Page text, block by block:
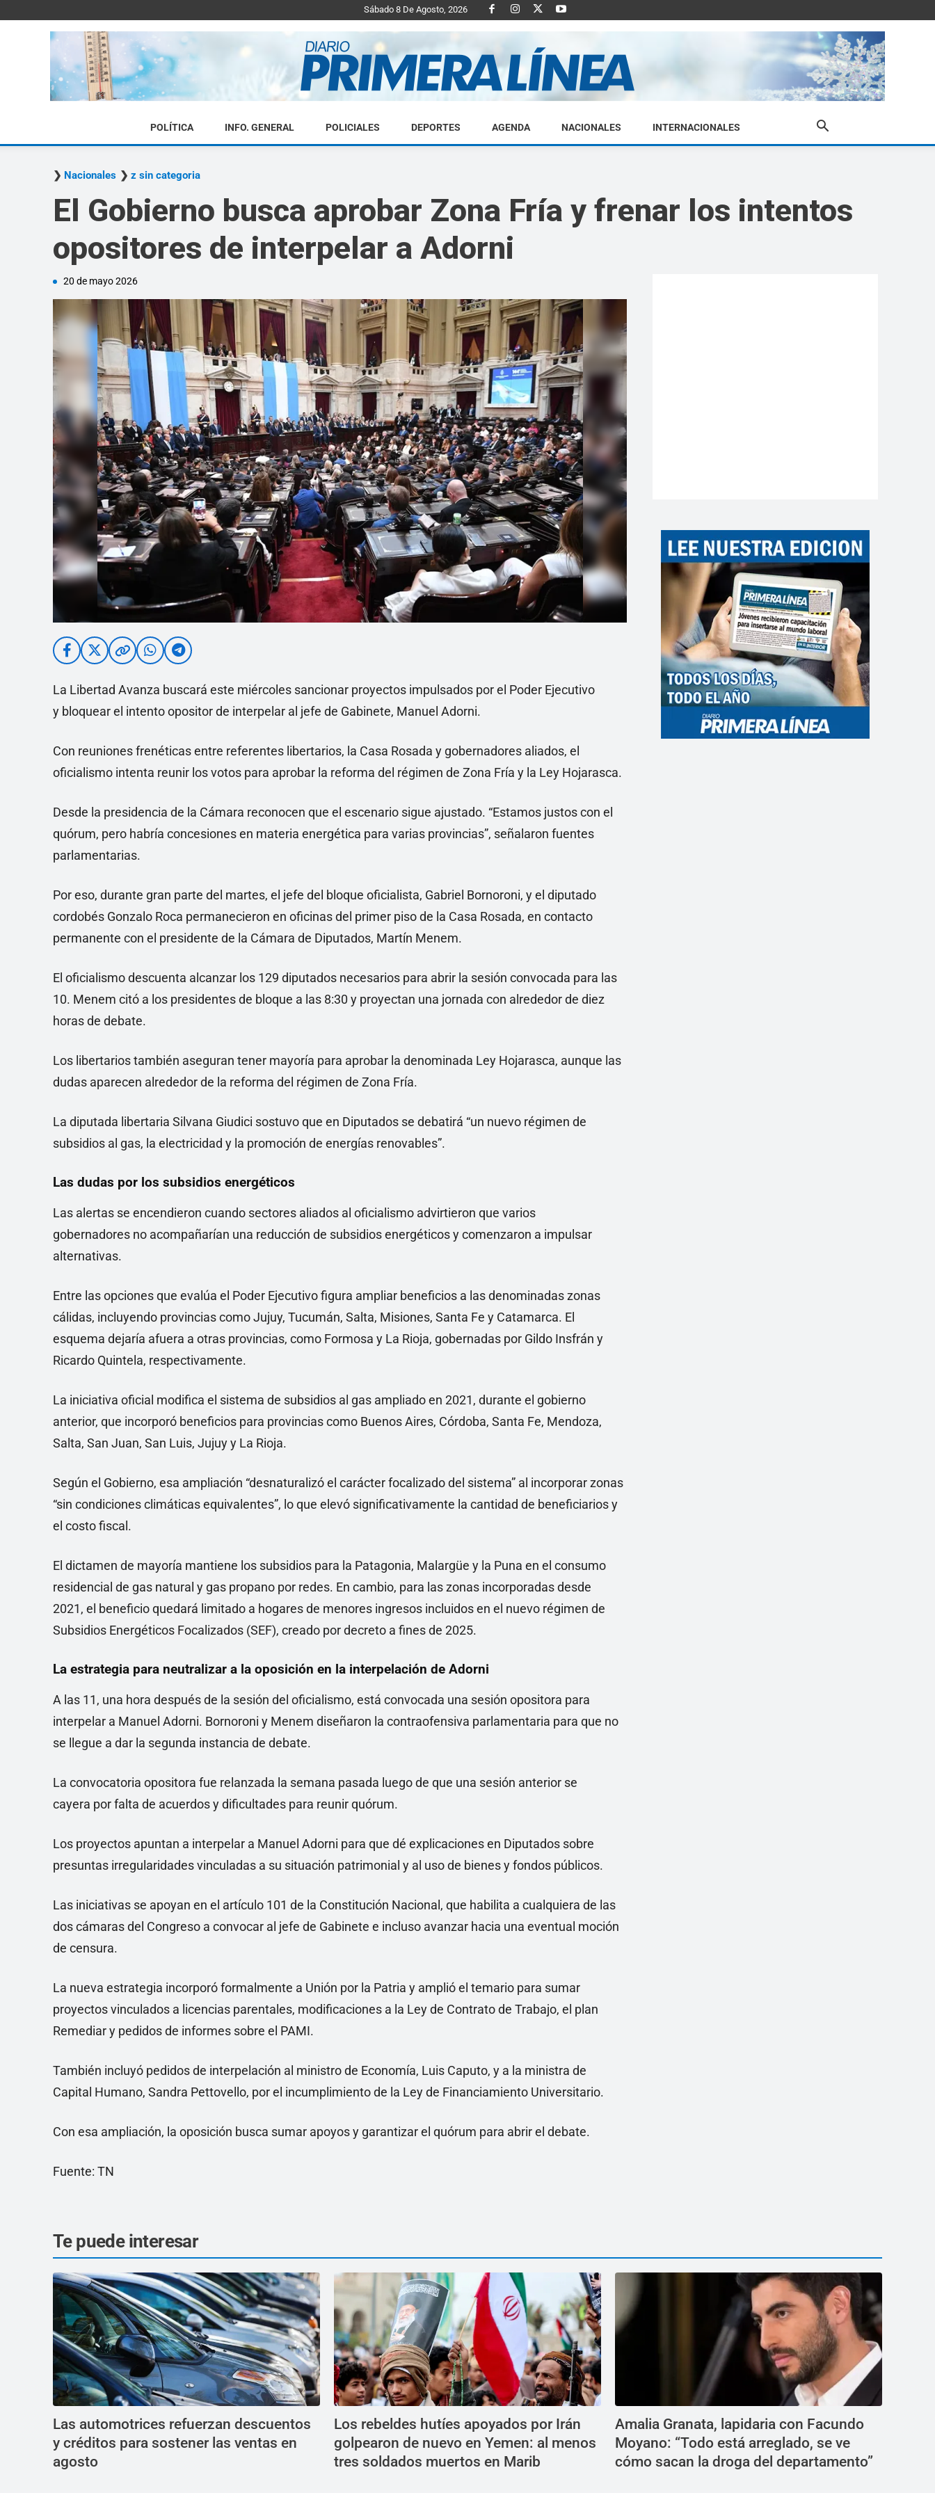
Sábado 8 De Agosto, 2026
Diario
Linea
POLÍTICA INFO. GENERAL POLICIALES DEPORTES AGENDA NACIONALES INTERNACIONALES
Nacionales z sin categoria
El Gobierno busca aprobar Zona Fría y frenar los intentos
opositores de interpelar a Adorni
20 de mayo 2026
La Libertad Avanza buscará este miércoles sancionar proyectos impulsados por el Poder Ejecutivo
y bloquear el intento opositor de interpelar al jefe de Gabinete, Manuel Adorni.
Con reuniones frenéticas entre referentes libertarios, la Casa Rosada y gobernadores aliados, el
oficialismo intenta reunir los votos para aprobar la reforma del régimen de Zona Fría y la Ley Hojarasca.
Desde la presidencia de la Cámara reconocen que el escenario sigue ajustado. “Estamos justos con el
quórum, pero habría concesiones en materia energética para varias provincias”, señalaron fuentes
parlamentarias.
Por eso, durante gran parte del martes, el jefe del bloque oficialista, Gabriel Bornoroni, y el diputado
cordobés Gonzalo Roca permanecieron en oficinas del primer piso de la Casa Rosada, en contacto
permanente con el presidente de la Cámara de Diputados, Martín Menem.
El oficialismo descuenta alcanzar los 129 diputados necesarios para abrir la sesión convocada para las
10. Menem citó a los presidentes de bloque a las 8:30 y proyectan una jornada con alrededor de diez
horas de debate.
Los libertarios también aseguran tener mayoría para aprobar la denominada Ley Hojarasca, aunque las
dudas aparecen alrededor de la reforma del régimen de Zona Fría.
La diputada libertaria Silvana Giudici sostuvo que en Diputados se debatirá “un nuevo régimen de
subsidios al gas, la electricidad y la promoción de energías renovables”.
Las dudas por los subsidios energéticos
Las alertas se encendieron cuando sectores aliados al oficialismo advirtieron que varios
gobernadores no acompañarían una reducción de subsidios energéticos y comenzaron a impulsar
alternativas.
Entre las opciones que evalúa el Poder Ejecutivo figura ampliar beneficios a las denominadas zonas
cálidas, incluyendo provincias como Jujuy, Tucumán, Salta, Misiones, Santa Fe y Catamarca. El
esquema dejaría afuera a otras provincias, como Formosa y La Rioja, gobernadas por Gildo Insfrán y
Ricardo Quintela, respectivamente.
La iniciativa oficial modifica el sistema de subsidios al gas ampliado en 2021, durante el gobierno
anterior, que incorporó beneficios para provincias como Buenos Aires, Córdoba, Santa Fe, Mendoza,
Salta, San Juan, San Luis, Jujuy y La Rioja.
Según el Gobierno, esa ampliación “desnaturalizó el carácter focalizado del sistema” al incorporar zonas
“sin condiciones climáticas equivalentes”, lo que elevó significativamente la cantidad de beneficiarios y
el costo fiscal.
El dictamen de mayoría mantiene los subsidios para la Patagonia, Malargüe y la Puna en el consumo
residencial de gas natural y gas propano por redes. En cambio, para las zonas incorporadas desde
2021, el beneficio quedará limitado a hogares de menores ingresos incluidos en el nuevo régimen de
Subsidios Energéticos Focalizados (SEF), creado por decreto a fines de 2025.
La estrategia para neutralizar a la oposición en la interpelación de Adorni
A las 11, una hora después de la sesión del oficialismo, está convocada una sesión opositora para
interpelar a Manuel Adorni. Bornoroni y Menem diseñaron la contraofensiva parlamentaria para que no
se llegue a dar la segunda instancia de debate.
La convocatoria opositora fue relanzada la semana pasada luego de que una sesión anterior se
cayera por falta de acuerdos y dificultades para reunir quórum.
Los proyectos apuntan a interpelar a Manuel Adorni para que dé explicaciones en Diputados sobre
presuntas irregularidades vinculadas a su situación patrimonial y al uso de bienes y fondos públicos.
Las iniciativas se apoyan en el artículo 101 de la Constitución Nacional, que habilita a cualquiera de las
dos cámaras del Congreso a convocar al jefe de Gabinete e incluso avanzar hacia una eventual moción
de censura.
La nueva estrategia incorporó formalmente a Unión por la Patria y amplió el temario para sumar
proyectos vinculados a licencias parentales, modificaciones a la Ley de Contrato de Trabajo, el plan
Remediar y pedidos de informes sobre el PAMI.
También incluyó pedidos de interpelación al ministro de Economía, Luis Caputo, y a la ministra de
Capital Humano, Sandra Pettovello, por el incumplimiento de la Ley de Financiamiento Universitario.
Con esa ampliación, la oposición busca sumar apoyos y garantizar el quórum para abrir el debate.
Fuente: TN
Te puede interesar
Las automotrices refuerzan descuentos
y créditos para sostener las ventas en
agosto
Los rebeldes hutíes apoyados por Irán
golpearon de nuevo en Yemen: al menos
tres soldados muertos en Marib
Amalia Granata, lapidaria con Facundo
Moyano: “Todo está arreglado, se ve
cómo sacan la droga del departamento”